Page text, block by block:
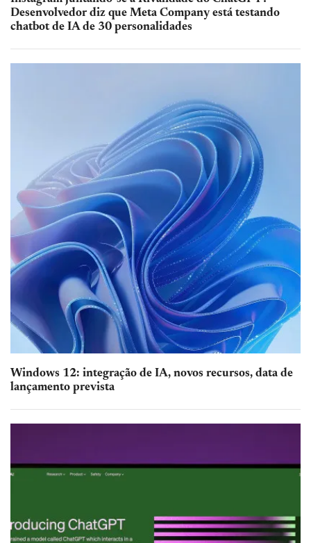
Desenvolvedor diz que Meta Company está testando
chatbot de IA de 30 personalidades
Windows 12: integração de IA, novos recursos, data de
lançamento prevista